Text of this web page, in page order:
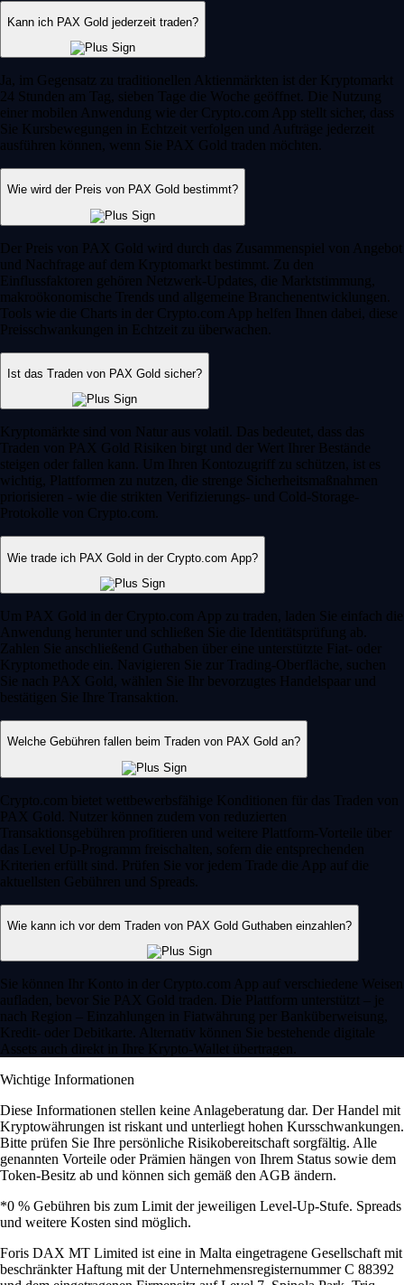
Kann ich PAX Gold jederzeit traden?
Ja, im Gegensatz zu traditionellen Aktienmärkten ist der Kryptomarkt
24 Stunden am Tag, sieben Tage die Woche geöffnet. Die Nutzung
einer mobilen Anwendung wie der Crypto.com App stellt sicher, dass
Sie Kursbewegungen in Echtzeit verfolgen und Aufträge jederzeit
ausführen können, wenn Sie PAX Gold traden möchten.
Wie wird der Preis von PAX Gold bestimmt?
Der Preis von PAX Gold wird durch das Zusammenspiel von Angebot
und Nachfrage auf dem Kryptomarkt bestimmt. Zu den
Einflussfaktoren gehören Netzwerk-Updates, die Marktstimmung,
makroökonomische Trends und allgemeine Branchenentwicklungen.
Tools wie die Charts in der Crypto.com App helfen Ihnen dabei, diese
Preisschwankungen in Echtzeit zu überwachen.
Ist das Traden von PAX Gold sicher?
Kryptomärkte sind von Natur aus volatil. Das bedeutet, dass das
Traden von PAX Gold Risiken birgt und der Wert Ihrer Bestände
steigen oder fallen kann. Um Ihren Kontozugriff zu schützen, ist es
wichtig, Plattformen zu nutzen, die strenge Sicherheitsmaßnahmen
priorisieren - wie die strikten Verifizierungs- und Cold-Storage-
Protokolle von Crypto.com.
Wie trade ich PAX Gold in der Crypto.com App?
Um PAX Gold in der Crypto.com App zu traden, laden Sie einfach die
Anwendung herunter und schließen Sie die Identitätsprüfung ab.
Zahlen Sie anschließend Guthaben über eine unterstützte Fiat- oder
Kryptomethode ein. Navigieren Sie zur Trading-Oberfläche, suchen
Sie nach PAX Gold, wählen Sie Ihr bevorzugtes Handelspaar und
bestätigen Sie Ihre Transaktion.
Welche Gebühren fallen beim Traden von PAX Gold an?
Crypto.com bietet wettbewerbsfähige Konditionen für das Traden von
PAX Gold. Nutzer können zudem von reduzierten
Transaktionsgebühren profitieren und weitere Plattform-Vorteile über
das Level Up-Programm freischalten, sofern die entsprechenden
Kriterien erfüllt sind. Prüfen Sie vor jedem Trade die App auf die
aktuellsten Gebühren und Spreads.
Wie kann ich vor dem Traden von PAX Gold Guthaben einzahlen?
Sie können Ihr Konto in der Crypto.com App auf verschiedene Weisen
aufladen, bevor Sie PAX Gold traden. Die Plattform unterstützt – je
nach Region – Einzahlungen in Fiatwährung per Banküberweisung,
Kredit- oder Debitkarte. Alternativ können Sie bestehende digitale
Assets auch direkt in Ihre Krypto-Wallet übertragen.
Wichtige Informationen
Diese Informationen stellen keine Anlageberatung dar. Der Handel mit
Kryptowährungen ist riskant und unterliegt hohen Kursschwankungen.
Bitte prüfen Sie Ihre persönliche Risikobereitschaft sorgfältig. Alle
genannten Vorteile oder Prämien hängen von Ihrem Status sowie dem
Token-Besitz ab und können sich gemäß den AGB ändern.
*0 % Gebühren bis zum Limit der jeweiligen Level-Up-Stufe. Spreads
und weitere Kosten sind möglich.
Foris DAX MT Limited ist eine in Malta eingetragene Gesellschaft mit
beschränkter Haftung mit der Unternehmensregisternummer C 88392